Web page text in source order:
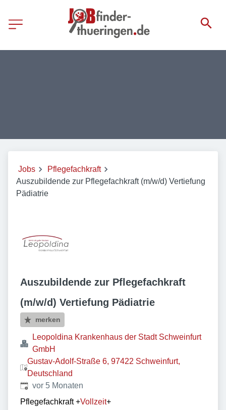
Jobs
Pflegefachkraft
Auszubildende zur Pflegefachkraft (m/w/d) Vertiefung
Pädiatrie
Auszubildende zur Pflegefachkraft
(m/w/d) Vertiefung Pädiatrie
merken
Leopoldina Krankenhaus der Stadt Schweinfurt
GmbH
Gustav-Adolf-Straße 6, 97422 Schweinfurt,
Deutschland
Veröffentlicht:
vor 5 Monaten
Pflegefachkraft +Vollzeit+